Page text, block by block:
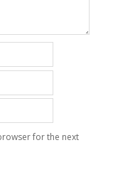
for the next